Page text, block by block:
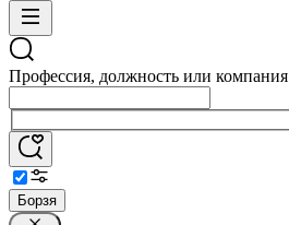
Профессия, должность или компания
Борзя